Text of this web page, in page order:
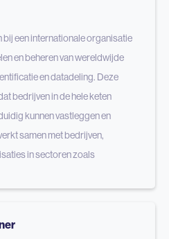
een internationale organisatie
en beheren van wereldwijde
en datadeling. Deze
bedrijven in de hele keten
kunnen vastleggen en
samen met bedrijven,
in sectoren zoals